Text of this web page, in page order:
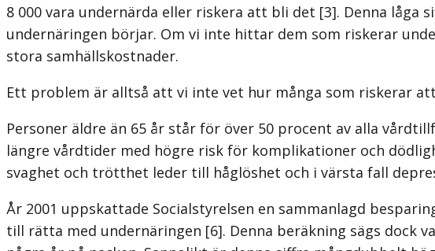
8 000 vara undernärda eller riskera att bli det [3]. Denna
undernäringen börjar. Om vi inte hittar dem som riskerar
stora samhällskostnader.
Ett problem är alltså att vi inte vet hur många som riskerar
Personer äldre än 65 år står för över 50 procent av alla
längre vårdtider med högre risk för komplikationer och
svaghet och trötthet leder till håglöshet och i värsta fall
År 2001 uppskattade Socialstyrelsen en sammanlagd
till rätta med undernäringen [6]. Denna beräkning sägs dock